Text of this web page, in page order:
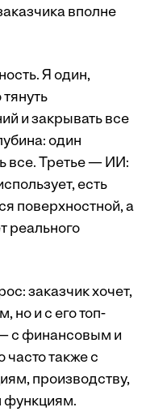
вполне
Я один,
и закрывать все
один
все. Третье — ИИ:
есть
поверхностной, а
реального
заказчик хочет,
но и с его топ-
с финансовым и
также с
производству,
функциям.